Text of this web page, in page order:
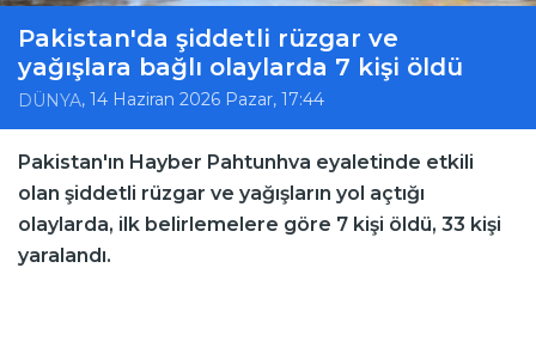
Pakistan'da şiddetli rüzgar ve
yağışlara bağlı olaylarda 7 kişi öldü
DÜNYA, 14 Haziran 2026 Pazar, 17:44
Pakistan'ın Hayber Pahtunhva eyaletinde etkili
olan şiddetli rüzgar ve yağışların yol açtığı
olaylarda, ilk belirlemelere göre 7 kişi öldü, 33 kişi
yaralandı.